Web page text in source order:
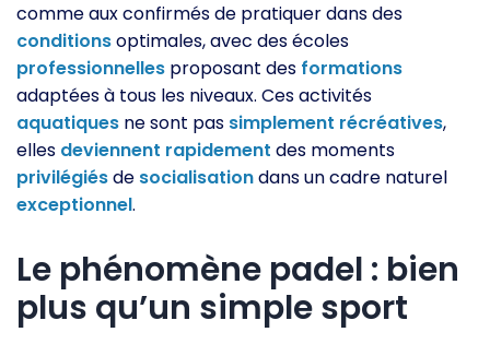
comme aux confirmés de pratiquer dans des
conditionsoptimales, avec des écoles
professionnelles proposant des formations
adaptées à tous les niveaux. Ces activités
aquatiques ne sont pas simplement récréatives,
elles deviennent rapidement des moments
privilégiésde socialisationdans un cadre naturel
exceptionnel.
Le phénomène padel : bien
plus qu’un simple sport